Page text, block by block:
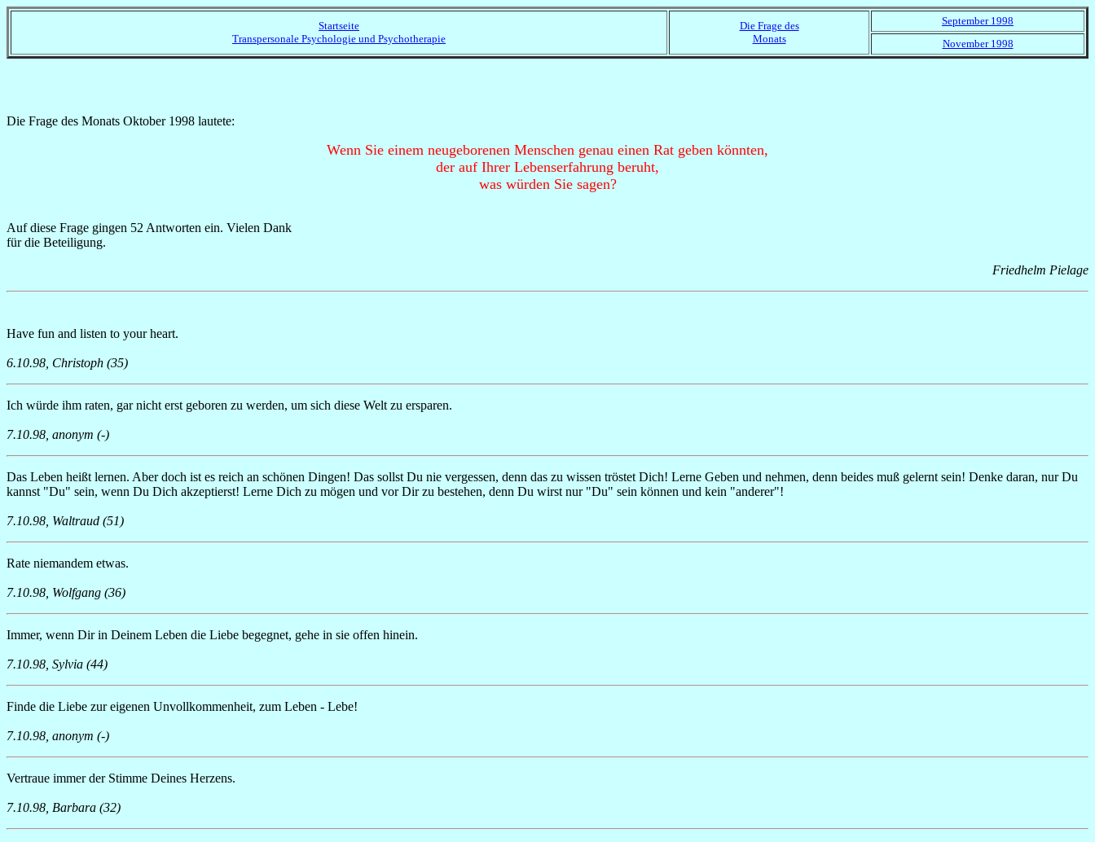
Startseite
Transpersonale Psychologie und Psychotherapie
Die Frage des
Monats
September 1998
November 1998
Die Frage des Monats Oktober 1998 lautete:
Wenn Sie einem neugeborenen Menschen genau einen Rat geben könnten,
der auf Ihrer Lebenserfahrung beruht,
was würden Sie sagen?
Auf diese Frage gingen 52 Antworten ein. Vielen Dank
für die Beteiligung.
Friedhelm Pielage
Have fun and listen to your heart.
6.10.98, Christoph (35)
Ich würde ihm raten, gar nicht erst geboren zu werden, um sich diese Welt zu ersparen.
7.10.98, anonym (-)
Das Leben heißt lernen. Aber doch ist es reich an schönen Dingen! Das sollst Du nie vergessen, denn das zu wissen tröstet Dich! Lerne Geben und nehmen, denn beides muß gelernt sein! Denke daran, nur Du
kannst "Du" sein, wenn Du Dich akzeptierst! Lerne Dich zu mögen und vor Dir zu bestehen, denn Du wirst nur "Du" sein können und kein "anderer"!
7.10.98, Waltraud (51)
Rate niemandem etwas.
7.10.98, Wolfgang (36)
Immer, wenn Dir in Deinem Leben die Liebe begegnet, gehe in sie offen hinein.
7.10.98, Sylvia (44)
Finde die Liebe zur eigenen Unvollkommenheit, zum Leben - Lebe!
7.10.98, anonym (-)
Vertraue immer der Stimme Deines Herzens.
7.10.98, Barbara (32)